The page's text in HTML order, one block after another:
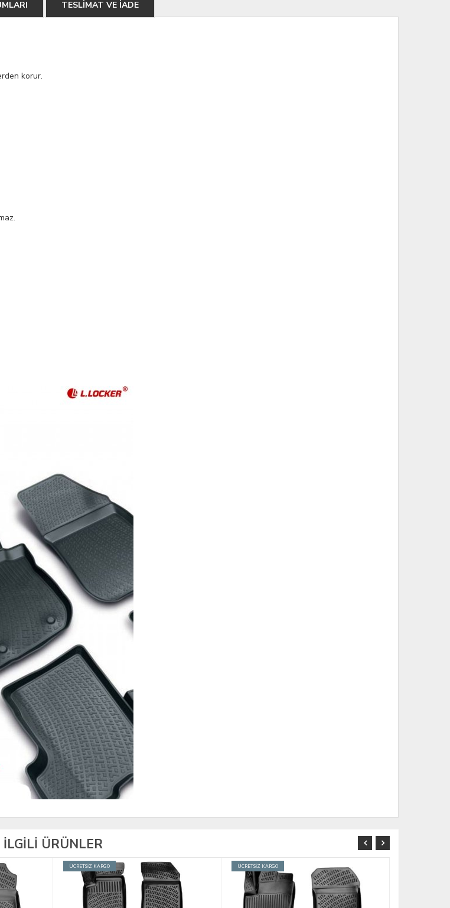
TESLİMAT VE İADE
korur.
İLGİLİ ÜRÜNLER
ÜCRETSİZ KARGO ÜCRETSİZ KARGO